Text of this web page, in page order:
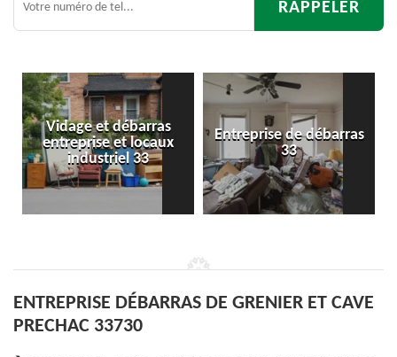
Entreprise de débarras
33
Débarras
d'appartement 33
ENTREPRISE DÉBARRAS DE GRENIER ET CAVE
PRECHAC 33730